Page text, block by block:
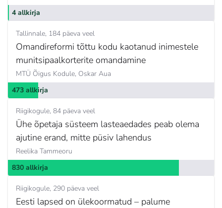
4 allkirja
Tallinnale 184 päeva veel
Omandireformi tõttu kodu kaotanud inimestele
munitsipaalkorterite omandamine
MTÜ Õigus Kodule, Oskar Aua
473 allkirja
Riigikogule 84 päeva veel
Ühe õpetaja süsteem lasteaedades peab olema
ajutine erand, mitte püsiv lahendus
Reelika Tammeoru
830 allkirja
Riigikogule 290 päeva veel
Eesti lapsed on ülekoormatud – palume